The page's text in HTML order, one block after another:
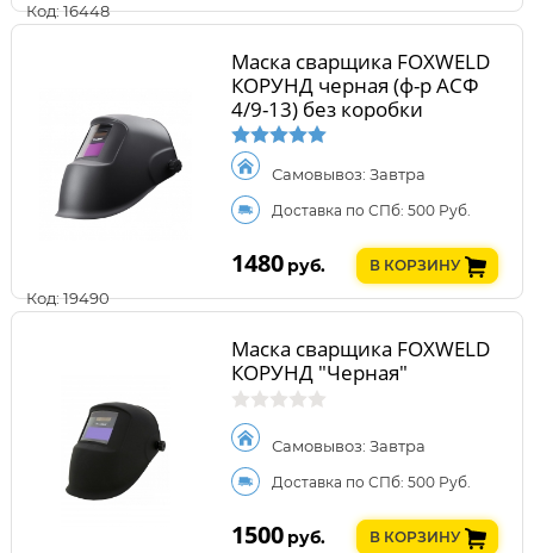
Код: 16448
Код: 19490
Маска сварщика FOXWELD
КОРУНД черная (ф-р АСФ
4/9-13) без коробки
Самовывоз: Завтра
Доставка по СПб: 500 Руб.
1480 руб. В КОРЗИНУ
Маска сварщика FOXWELD
КОРУНД "Черная"
Самовывоз: Завтра
Доставка по СПб: 500 Руб.
1500 руб. В КОРЗИНУ